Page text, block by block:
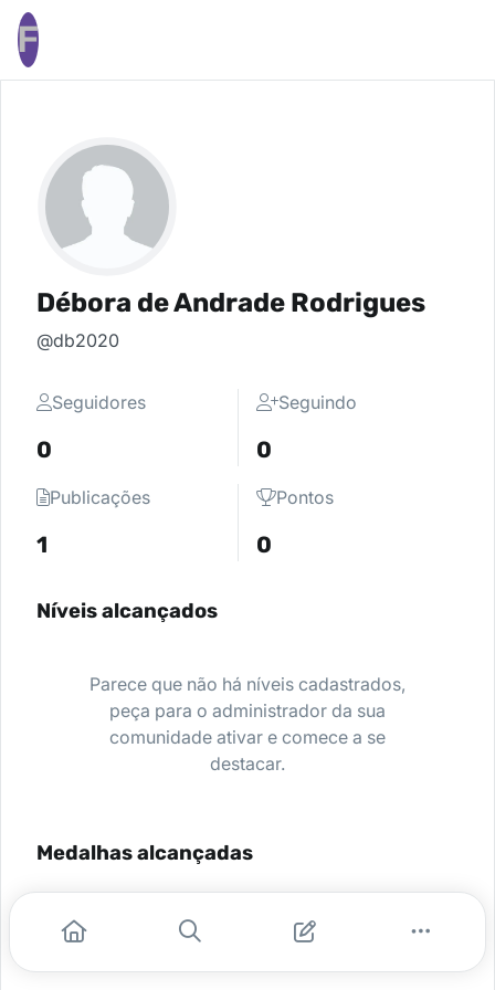
F
Débora de Andrade Rodrigues
@db2020
Seguidores
0
Seguindo
0
Publicações
1
Pontos
0
Níveis alcançados
Parece que não há níveis cadastrados,
peça para o administrador da sua
comunidade ativar e comece a se
destacar.
Medalhas alcançadas
Nenhuma medalha encontrada